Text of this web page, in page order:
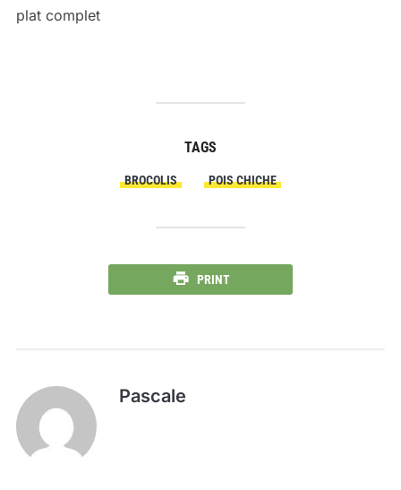
plat complet
TAGS
BROCOLIS POIS CHICHE
PRINT
Pascale